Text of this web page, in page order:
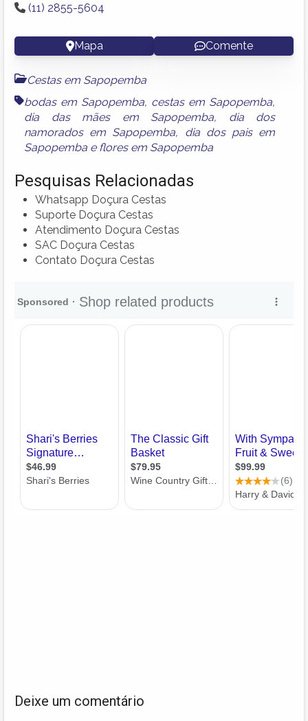
(11) 2855-5604
Mapa Comente
Cestas em Sapopemba
bodas em Sapopemba, cestas em Sapopemba,
dia das mães em Sapopemba, dia dos
namorados em Sapopemba, dia dos pais em
Sapopemba e flores em Sapopemba
Pesquisas Relacionadas
Whatsapp Doçura Cestas
Suporte Doçura Cestas
Atendimento Doçura Cestas
SAC Doçura Cestas
Contato Doçura Cestas
Deixe um comentário